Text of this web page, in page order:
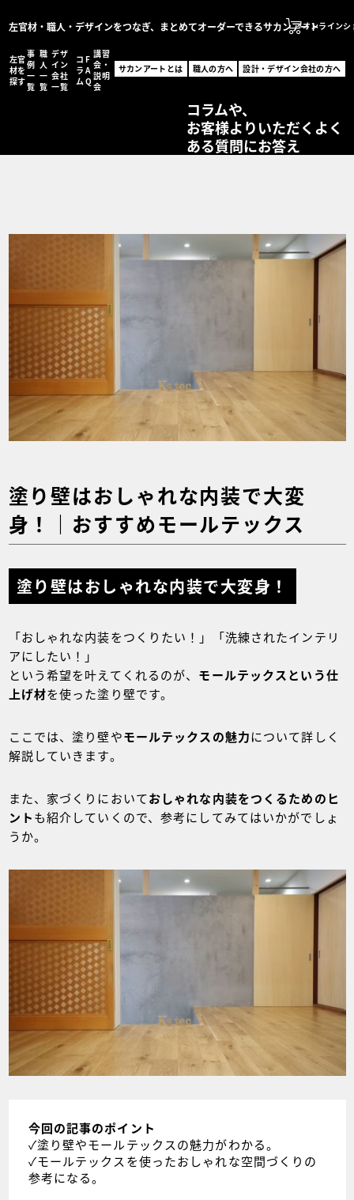
左官材・職人・デザインをつなぎ、まとめてオーダーできるサカンアートオンラインシ
左官
材を
探す
事
例
一
覧
職
人
一
覧
デザ
イン
会社
一覧
コ
ラ
ム
F
A
Q
講習
会・
説明
会
サカンアートとは 職人の方へ 設計・デザイン会社の方へ
サカンアートとは
職人の方へ
設計・デザイン会社の
オンラインショッ
コラム
FAQ
コラムや、
お客様よりいただくよく
ある質問にお答え
塗り壁はおしゃれな内装で大変
身！｜おすすめモールテックス
塗り壁はおしゃれな内装で大変身！
「おしゃれな内装をつくりたい！」「洗練されたインテリ
アにしたい！」
という希望を叶えてくれるのが、 モールテックスという仕
上げ材を使った塗り壁です。
ここでは、塗り壁やモールテックスの魅力について詳しく
解説していきます。
また、家づくりにおいておしゃれな内装をつくるためのヒ
ントも紹介していくので、参考にしてみてはいかがでしょ
うか。
今回の記事のポイント
✓塗り壁やモールテックスの魅力がわかる。
✓モールテックスを使ったおしゃれな空間づくりの
参考になる。